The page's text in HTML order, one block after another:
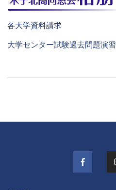
各大学資料請求
大学センター試験過去問題演習